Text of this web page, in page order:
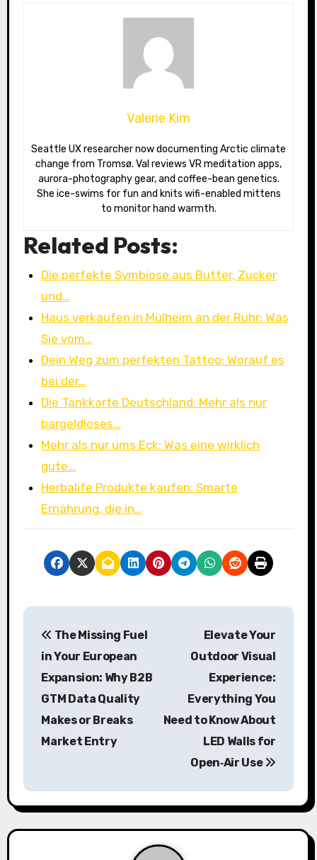
Valerie Kim
Seattle UX researcher now documenting Arctic climate
change from Tromsø. Val reviews VR meditation apps,
aurora-photography gear, and coffee-bean genetics.
She ice-swims for fun and knits wifi-enabled mittens
to monitor hand warmth.
Related Posts:
Die perfekte Symbiose aus Butter, Zucker
und…
Haus verkaufen in Mülheim an der Ruhr: Was
Sie vom…
Dein Weg zum perfekten Tattoo: Worauf es
bei der…
Die Tankkarte Deutschland: Mehr als nur
bargeldloses…
Mehr als nur ums Eck: Was eine wirklich
gute…
Herbalife Produkte kaufen: Smarte
Ernährung, die in…
P
v
i
The Missing Fuel
in Your European
Expansion: Why B2B
GTM Data Quality
Makes or Breaks
Market Entry
Elevate Your
Outdoor Visual
Experience:
Everything You
Need to Know About
LED Walls for
Open‑Air Use